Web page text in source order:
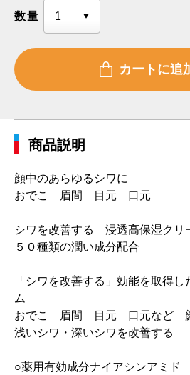
数量
商品説明
顔中のあらゆるシワに
おでこ 眉間 目元 口元
シワを改善する 浸透高保湿クリ
５０種類の潤い成分配合
「シワを改善する」効能を取得
ム
おでこ 眉間 目元 口元など 顔
浅いシワ・深いシワを改善する
○薬用有効成分ナイアシンアミド